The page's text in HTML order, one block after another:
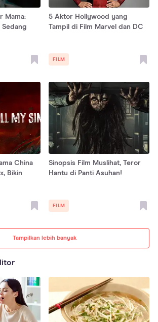
Tampilkan lebih banyak
Mama:
Sedang
5 Aktor Hollywood yang
Tampil di Film Marvel dan DC
FILM
China
Bikin
Sinopsis Film Muslihat, Teror
Hantu di Panti Asuhan!
FILM